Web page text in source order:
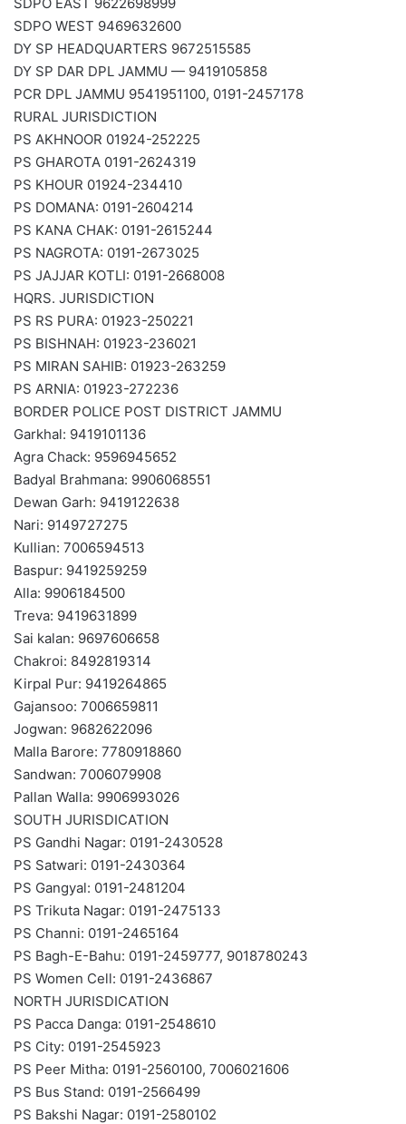
SDPO WEST 9469632600
DY SP HEADQUARTERS 9672515585
DY SP DAR DPL JAMMU — 9419105858
PCR DPL JAMMU 9541951100, 0191-2457178
RURAL JURISDICTION
PS AKHNOOR 01924-252225
PS GHAROTA 0191-2624319
PS KHOUR 01924-234410
PS DOMANA: 0191-2604214
PS KANA CHAK: 0191-2615244
PS NAGROTA: 0191-2673025
PS JAJJAR KOTLI: 0191-2668008
HQRS. JURISDICTION
PS RS PURA: 01923-250221
PS BISHNAH: 01923-236021
PS MIRAN SAHIB: 01923-263259
PS ARNIA: 01923-272236
BORDER POLICE POST DISTRICT JAMMU
Garkhal: 9419101136
Agra Chack: 9596945652
Badyal Brahmana: 9906068551
Dewan Garh: 9419122638
Nari: 9149727275
Kullian: 7006594513
Baspur: 9419259259
Alla: 9906184500
Treva: 9419631899
Sai kalan: 9697606658
Chakroi: 8492819314
Kirpal Pur: 9419264865
Gajansoo: 7006659811
Jogwan: 9682622096
Malla Barore: 7780918860
Sandwan: 7006079908
Pallan Walla: 9906993026
SOUTH JURISDICATION
PS Gandhi Nagar: 0191-2430528
PS Satwari: 0191-2430364
PS Gangyal: 0191-2481204
PS Trikuta Nagar: 0191-2475133
PS Channi: 0191-2465164
PS Bagh-E-Bahu: 0191-2459777, 9018780243
PS Women Cell: 0191-2436867
NORTH JURISDICATION
PS Pacca Danga: 0191-2548610
PS City: 0191-2545923
PS Peer Mitha: 0191-2560100, 7006021606
PS Bus Stand: 0191-2566499
PS Bakshi Nagar: 0191-2580102